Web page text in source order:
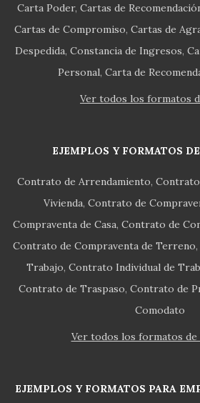
Carta Poder Cartas de
Cartas de Compromiso Cartas de
Despedida Constancia de Ingresos
Personal Carta de
Ver todos los formatos
EJEMPLOS Y FORMATOS
Contrato de Arrendamiento
Vivienda Contrato de
Compraventa de Casa Contrato de
Contrato de Compraventa de Terreno
Trabajo Contrato Individual de
Contrato de Traspaso Contrato de
Comodato
Ver todos los formatos
EJEMPLOS Y FORMATOS PARA